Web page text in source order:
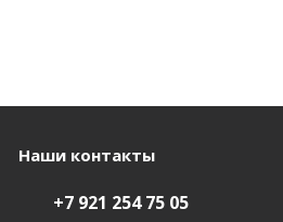
Наши контакты
+7 921 254 75 05